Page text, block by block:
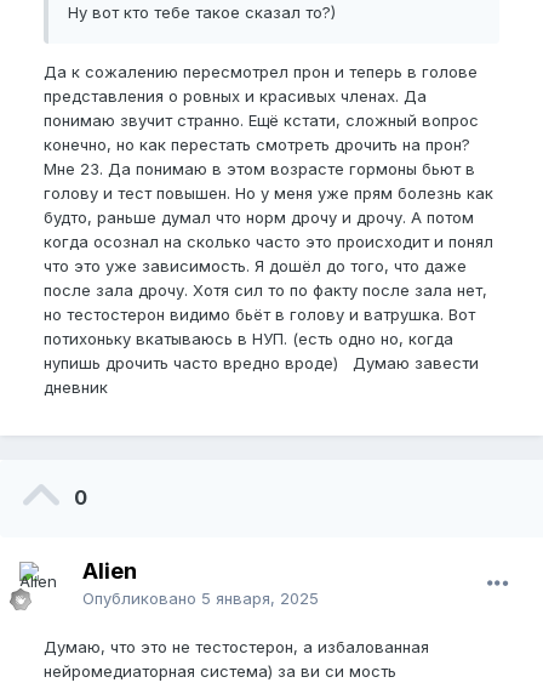
Ну вот кто тебе такое сказал то?)
Да к сожалению пересмотрел прон и теперь в голове
представления о ровных и красивых членах. Да
понимаю звучит странно. Ещё кстати, сложный вопрос
конечно, но как перестать смотреть дрочить на прон?
Мне 23. Да понимаю в этом возрасте гормоны бьют в
голову и тест повышен. Но у меня уже прям болезнь как
будто, раньше думал что норм дрочу и дрочу. А потом
когда осознал на сколько часто это происходит и понял
что это уже зависимость. Я дошёл до того, что даже
после зала дрочу. Хотя сил то по факту после зала нет,
но тестостерон видимо бьёт в голову и ватрушка. Вот
потихоньку вкатываюсь в НУП. (есть одно но, когда
нупишь дрочить часто вредно вроде) Думаю завести
дневник
0
Alien
Опубликовано 5 января, 2025
Думаю, что это не тестостерон, а избалованная
нейромедиаторная система) за ви си мость